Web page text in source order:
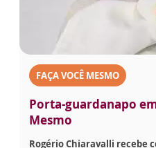
FAÇA VOCÊ MESMO
Porta-guardanapo
Mesmo
Rogério Chiaravalli recebe